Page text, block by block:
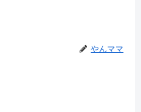
やんママ